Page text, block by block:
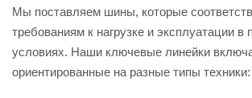
Мы поставляем шины, которые
требованиям к нагрузке и эксплуатации
условиях. Наши ключевые линейки
ориентированные на разные типы техники: